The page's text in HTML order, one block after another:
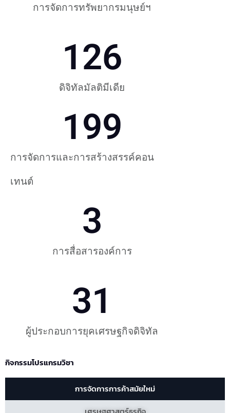
การจัดการทรัพยากรมนุษย์ฯ
ดิจิทัลมัลติมีเดีย
126
การจัดการและการสร้างสรรค์คอน
เทนต์
199
การสื่อสารองค์การ
3
ผู้ประกอบการยุคเศรษฐกิจดิจิทัล
31
กิจกรรมโปรแกรมวิชา
การจัดการการค้าสมัยใหม่